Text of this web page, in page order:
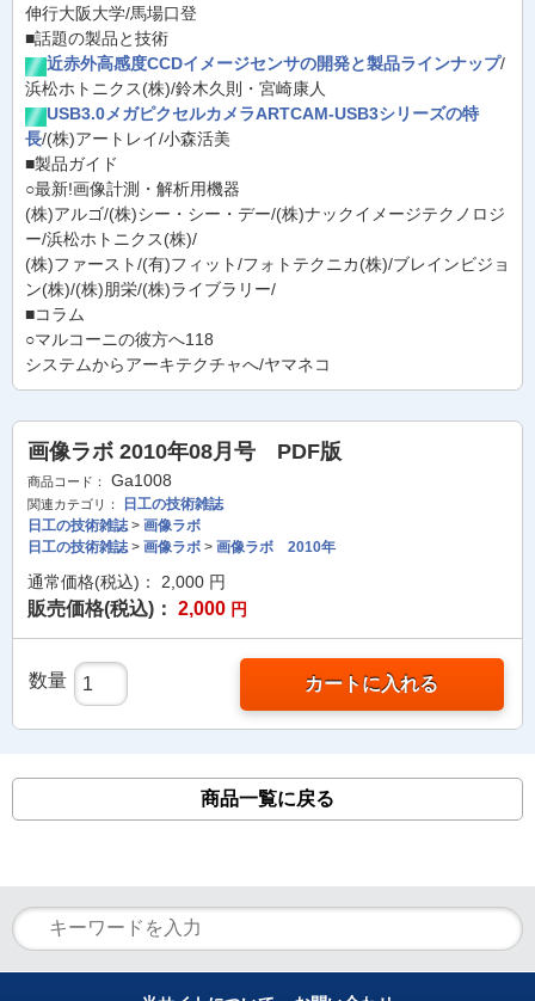
伸行大阪大学/馬場口登
■話題の製品と技術
近赤外高感度CCDイメージセンサの開発と製品ラインナップ/
浜松ホトニクス(株)/鈴木久則・宮崎康人
USB3.0メガピクセルカメラARTCAM-USB3シリーズの特
長/(株)アートレイ/小森活美
■製品ガイド
○最新!画像計測・解析用機器
(株)アルゴ/(株)シー・シー・デー/(株)ナックイメージテクノロジ
ー/浜松ホトニクス(株)/
(株)ファースト/(有)フィット/フォトテクニカ(株)/ブレインビジョ
ン(株)/(株)朋栄/(株)ライブラリー/
■コラム
○マルコーニの彼方へ118
システムからアーキテクチャへ/ヤマネコ
画像ラボ 2010年08月号 PDF版
商品コード： Ga1008
関連カテゴリ：
日工の技術雑誌
日工の技術雑誌> 画像ラボ
日工の技術雑誌> 画像ラボ > 画像ラボ 2010年
通常価格(税込)： 2,000 円
販売価格(税込)： 2,000 円
数量 カートに入れる
商品一覧に戻る